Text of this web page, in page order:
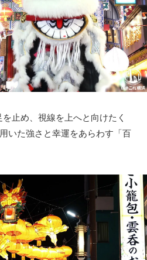
止め、視線を上へと向けたく
いた強さと幸運をあらわす「百